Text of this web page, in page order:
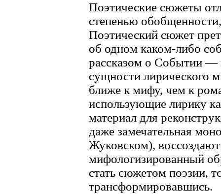
Поэтические сюжеты
степенью
Поэтический сюжет
об одном каком-либо
рассказом о Событии —
сущности лирического
ближе к мифу, чем к
использующие лирику
материал для
даже замечательная
Жуковском),
мифологизированный
стать сюжетом поэзии,
трансформировавшись.